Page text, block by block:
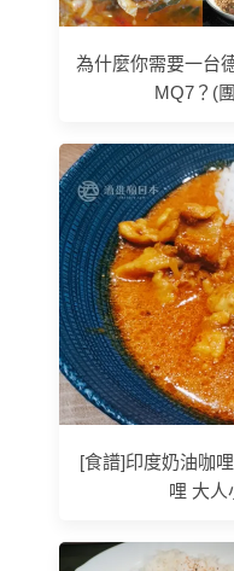
為什麼你需要一台
MQ7？(
[食譜]印度奶油咖
哩 大人